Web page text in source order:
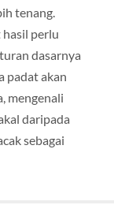
tenang.
hasil perlu
dasarnya
padat akan
mengenali
daripada
sebagai